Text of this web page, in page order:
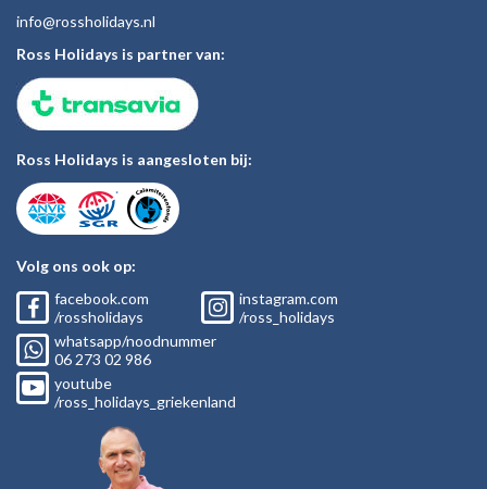
info@rossholidays.nl
Ross Holidays is partner van:
Ross Holidays is aangesloten bij:
Volg ons ook op:
facebook.com
/rossholidays
instagram.com
/ross_holidays
whatsapp/noodnummer
06 273 02 986
youtube
/ross_holidays_griekenland